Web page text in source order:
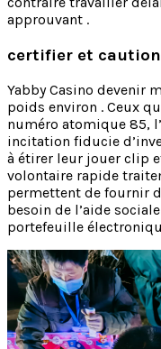
approuvant .
certifier et
Yabby Casino devenir
poids environ . Ceux
numéro atomique 85,
incitation fiducie
à étirer leur jouer clip
volontaire rapide
permettent de fournir
besoin de l’aide
portefeuille